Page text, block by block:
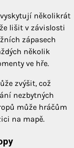
vyskytují několikrát
lišit v závislosti
zápasech
několik
ve hře.
zvýšit, což
nezbytných
může hráčům
na mapě.